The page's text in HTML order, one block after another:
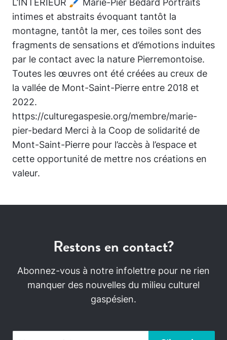
L’INTÉRIEUR 🖌️ Marie-Pier Bédard Portraits
intimes et abstraits évoquant tantôt la
montagne, tantôt la mer, ces toiles sont des
fragments de sensations et d’émotions induites
par le contact avec la nature Pierremontoise.
Toutes les œuvres ont été créées au creux de
la vallée de Mont-Saint-Pierre entre 2018 et
2022.
https://culturegaspesie.org/membre/marie-
pier-bedard Merci à la Coop de solidarité de
Mont-Saint-Pierre pour l’accès à l’espace et
cette opportunité de mettre nos créations en
valeur.
Restons en contact?
Abonnez-vous à notre infolettre pour ne rien
manquer des nouvelles du milieu culturel
gaspésien.